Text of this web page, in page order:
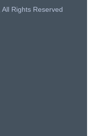
Rights Reserved